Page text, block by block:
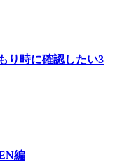
り時に確認したい3
編